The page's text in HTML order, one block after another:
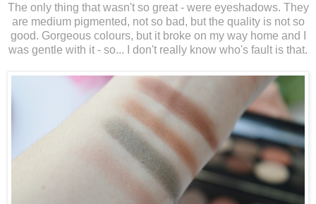
The only thing that wasn't so great - were eyeshadows. They
are medium pigmented, not so bad, but the quality is not so
good. Gorgeous colours, but it broke on my way home and I
was gentle with it - so... I don't really know who's fault is that.